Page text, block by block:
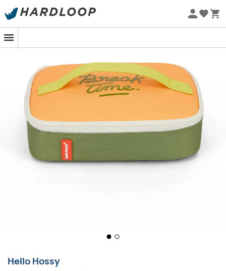
-5% Extra - Kode Summer5
Hello Hossy